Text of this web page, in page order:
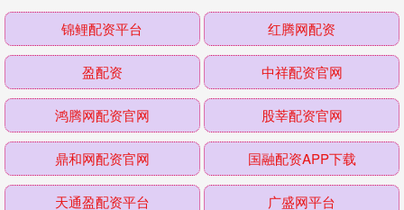
锦鲤配资平台 红腾网配资
盈配资 中祥配资官网
鸿腾网配资官网 股莘配资官网
鼎和网配资官网 国融配资APP下载
天通盈配资平台 广盛网平台